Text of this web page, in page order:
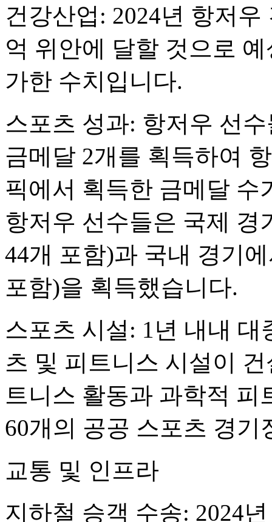
건강산업: 2024년 항저
억 위안에 달할 것으로
가한 수치입니다.
스포츠 성과: 항저우 선
금메달 2개를 획득하여
픽에서 획득한 금메달 수
항저우 선수들은 국제 경
44개 포함)과 국내 경기
포함)을 획득했습니다.
스포츠 시설: 1년 내내
츠 및 피트니스 시설이
트니스 활동과 과학적
60개의 공공 스포츠 경
교통 및 인프라
지하철 승객 수송: 2024